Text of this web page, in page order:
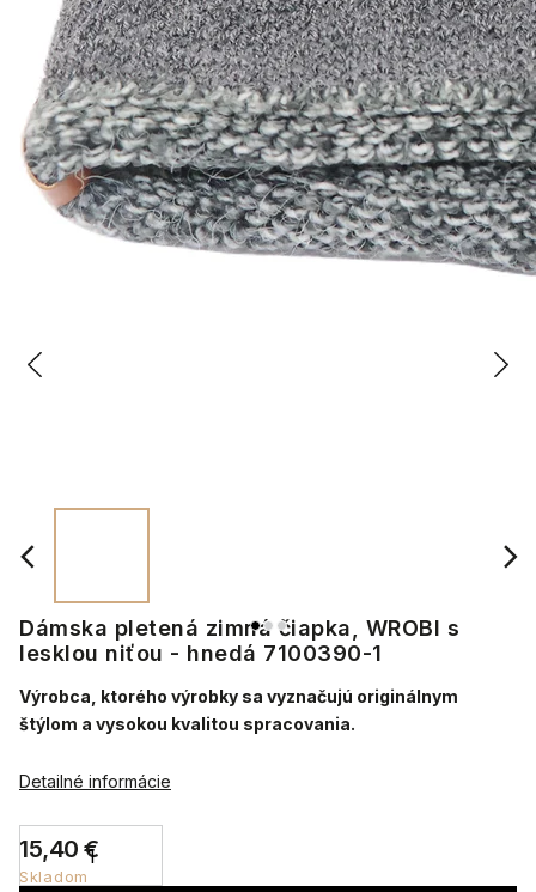
Dámska pletená zimná čiapka, WROBI s
lesklou niťou - hnedá 7100390-1
15,40 €
Skladom
Výrobca, ktorého výrobky sa vyznačujú originálnym
štýlom a vysokou kvalitou spracovania.
Detailné informácie